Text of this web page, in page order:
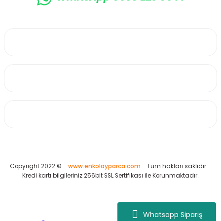
Whatsapp Sipariş
Copyright 2022 © - www.enkolayparca.com - Tüm hakları saklıdır -
Kredi kartı bilgileriniz 256bit SSL Sertifikası ile Korunmaktadır.